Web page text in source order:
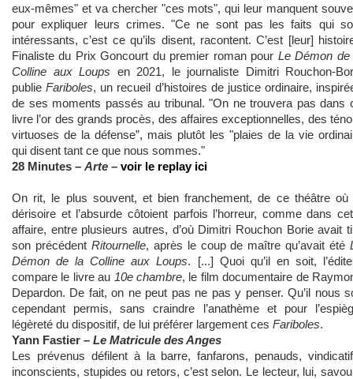
eux-mêmes" et va chercher "ces mots", qui leur manquent
pour expliquer leurs crimes. "Ce ne sont pas les faits qui
intéressants, c’est ce qu’ils disent, racontent. C’est [leur]
Finaliste du Prix Goncourt du premier roman pour Le Démon de
Colline aux Loups en 2021, le journaliste Dimitri Rouchon-
publieFariboles, un recueil d’histoires de justice ordinaire,
de ses moments passés au tribunal. "On ne trouvera pas dans
livre l’or des grands procès, des affaires exceptionnelles, des
virtuoses de la défense”, mais plutôt les "plaies de la vie
qui disent tant ce que nous sommes."
28 Minutes – Arte – voir le replay ici
On rit, le plus souvent, et bien franchement, de ce théâtre où
dérisoire et l’absurde côtoient parfois l’horreur, comme dans
affaire, entre plusieurs autres, d’où Dimitri Rouchon Borie avait
son précédent Ritournelle, après le coup de maître qu’avait été
Démon de la Colline aux Loups. [...] Quoi qu’il en soit,
compare le livre au 10e chambre, le film documentaire de
Depardon. De fait, on ne peut pas ne pas y penser. Qu’il nous
cependant permis, sans craindre l’anathème et pour
légèreté du dispositif, de lui préférer largement ces Fariboles.
Yann Fastier – Le Matricule des Anges
Les prévenus défilent à la barre, fanfarons, penauds,
inconscients, stupides ou retors, c’est selon. Le lecteur, lui,